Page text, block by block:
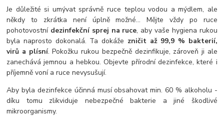
Je důležité si umývat správně ruce teplou vodou a mýdlem, ale
někdy to zkrátka není úplně možné... Mějte vždy po ruce
pohotovostní dezinfekční sprej na ruce, aby vaše hygiena rukou
byla naprosto dokonalá. Ta dokáže zničit až 99,9 % bakterií,
virů a plísní. Pokožku rukou bezpečně dezinfikuje, zároveň ji ale
zanechává jemnou a hebkou. Objevte přírodní dezinfekce, které i
příjemně voní a ruce nevysušují.
Aby byla dezinfekce účinná musí obsahovat min. 60 % alkoholu -
díku tomu zlikviduje nebezpečné bakterie a jiné škodlivé
mikroorganismy.